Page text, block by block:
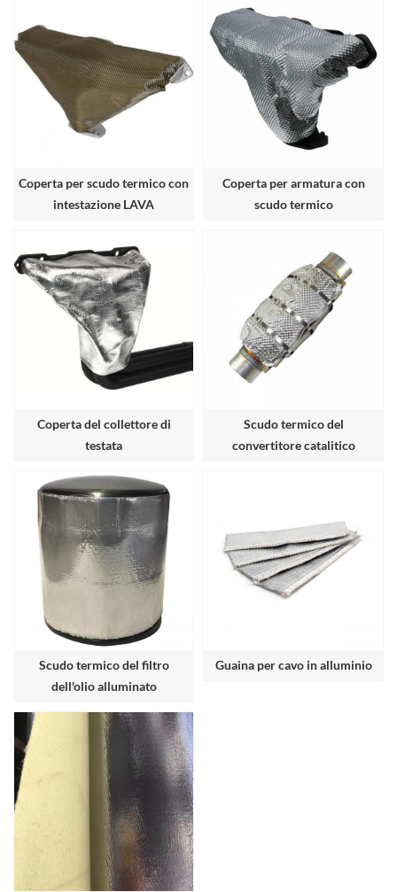
Coperta per scudo termico con
intestazione LAVA
Coperta per armatura con
scudo termico
Coperta del collettore di
testata
Scudo termico del
convertitore catalitico
Scudo termico del filtro
dell'olio alluminato
Guaina per cavo in alluminio